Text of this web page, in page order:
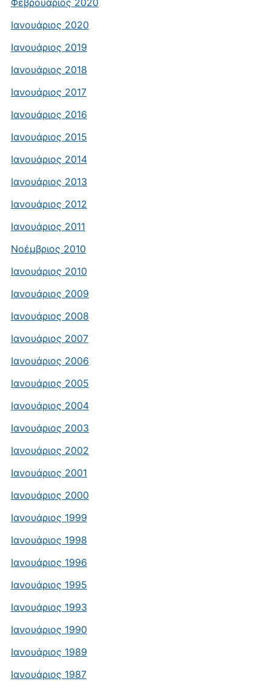
Φεβρουάριος 2020
Ιανουάριος 2020
Ιανουάριος 2019
Ιανουάριος 2018
Ιανουάριος 2017
Ιανουάριος 2016
Ιανουάριος 2015
Ιανουάριος 2014
Ιανουάριος 2013
Ιανουάριος 2012
Ιανουάριος 2011
Νοέμβριος 2010
Ιανουάριος 2010
Ιανουάριος 2009
Ιανουάριος 2008
Ιανουάριος 2007
Ιανουάριος 2006
Ιανουάριος 2005
Ιανουάριος 2004
Ιανουάριος 2003
Ιανουάριος 2002
Ιανουάριος 2001
Ιανουάριος 2000
Ιανουάριος 1999
Ιανουάριος 1998
Ιανουάριος 1996
Ιανουάριος 1995
Ιανουάριος 1993
Ιανουάριος 1990
Ιανουάριος 1989
Ιανουάριος 1987